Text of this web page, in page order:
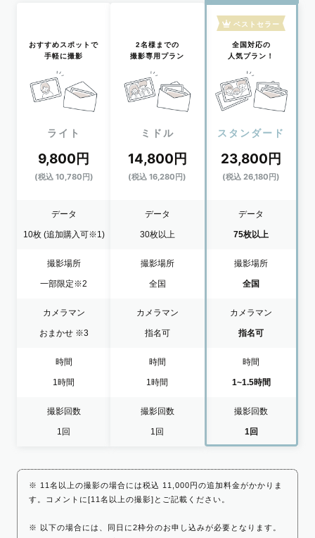
おすすめスポットで
手軽に撮影
ライト
9,800円
(税込 10,780円)
データ
10枚 (追加購入可※1)
撮影場所
一部限定※2
カメラマン
おまかせ ※3
時間
1時間
撮影回数
1回
2名様までの
撮影専用プラン
ミドル
14,800円
(税込 16,280円)
データ
30枚以上
撮影場所
全国
カメラマン
指名可
時間
1時間
撮影回数
1回
ベストセラー
全国対応の
人気プラン！
スタンダード
23,800円
(税込 26,180円)
データ
75枚以上
撮影場所
全国
カメラマン
指名可
時間
1~1.5時間
撮影回数
1回
※ 11名以上の撮影の場合には税込 11,000円の追加料金がかかりま
す。コメントに[11名以上の撮影]とご記載ください。
※ 以下の場合には、同日に2枠分のお申し込みが必要となります。